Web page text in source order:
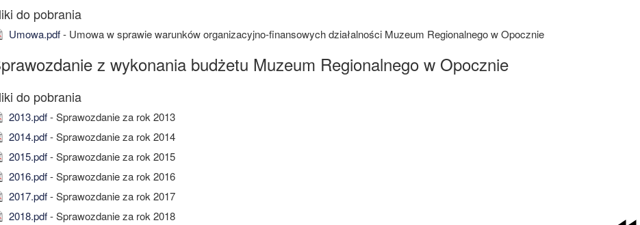
Umowa.pdf - Umowa w sprawie warunków organizacyjno-finansowych działalności Muzeum Regionalnego w Opocznie
z wykonania budżetu Muzeum Regionalnego w Opocznie
2013.pdf - Sprawozdanie za rok 2013
2014.pdf - Sprawozdanie za rok 2014
2015.pdf - Sprawozdanie za rok 2015
2016.pdf - Sprawozdanie za rok 2016
2017.pdf - Sprawozdanie za rok 2017
2018.pdf - Sprawozdanie za rok 2018